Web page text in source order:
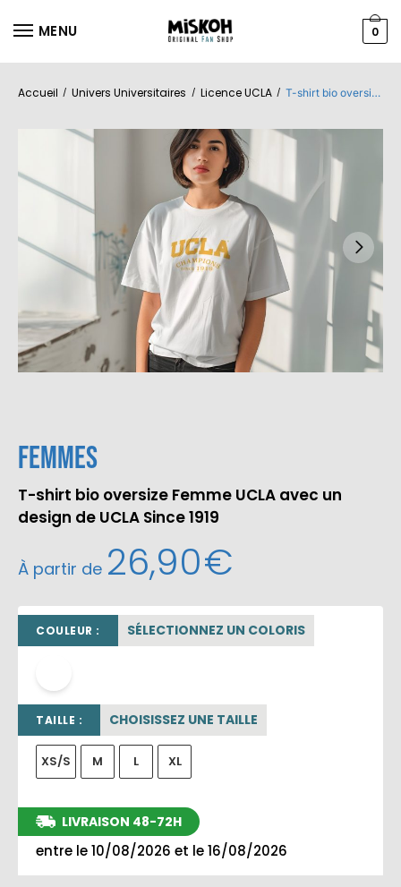
MENU 0
Accueil / Univers Universitaires / Licence UCLA / T-shirt bio oversize Femme UCLA avec un design de UCLA Since 1919
Femmes
T-shirt bio oversize Femme UCLA avec un
design de UCLA Since 1919
À partir de 26,90€
COULEUR : SÉLECTIONNEZ UN COLORIS
TAILLE : CHOISISSEZ UNE TAILLE
XS/S M L XL
LIVRAISON 48-72H
entre le 10/08/2026 et le 16/08/2026